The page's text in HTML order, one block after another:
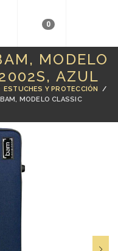
0
MODELO
AZUL
ESTUCHES Y PROTECCIÓN
/
MODELO CLASSIC